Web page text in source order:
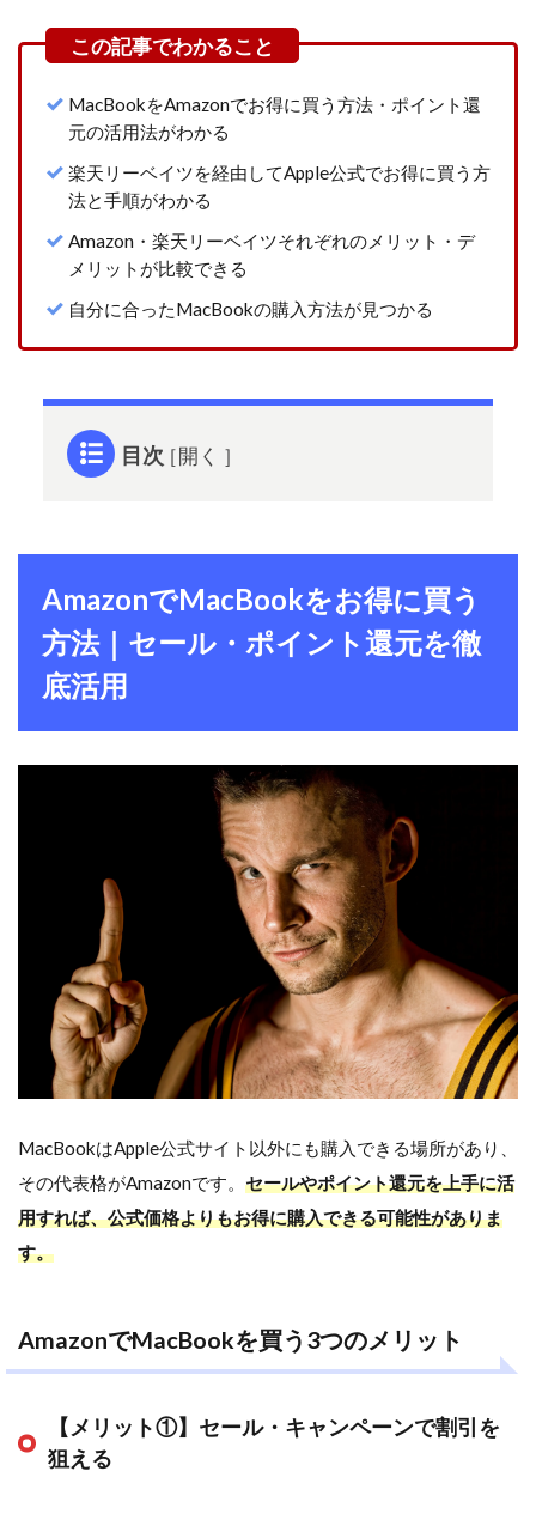
MacBookをAmazonでお得に買う方法・ポイント還
元の活用法がわかる
楽天リーベイツを経由してApple公式でお得に買う方
法と手順がわかる
Amazon・楽天リーベイツそれぞれのメリット・デ
メリットが比較できる
自分に合ったMacBookの購入方法が見つかる
目次
買う方法
｜セー
ル・ポイ
ント還元
を徹底活
1.1
つのメリ
ット
1.2
Amazon
で
MacBook
を買う際
の注意点
Amazon
で
MacBook
をお得に
買うため
リーベイ
ツ経由で
をお得に
買う方法
｜ポイン
AmazonでMacBookをお得に買う
方法｜セール・ポイント還元を徹
底活用
MacBookはApple公式サイト以外にも購入できる場所があり、
その代表格がAmazonです。 セールやポイント還元を上手に活
用すれば、公式価格よりもお得に購入できる可能性がありま
す。
AmazonでMacBookを買う3つのメリット
【メリット①】セール・キャンペーンで割引を
狙える